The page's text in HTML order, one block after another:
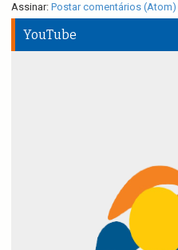
Assinar: Postar comentários (Atom)
YouTube